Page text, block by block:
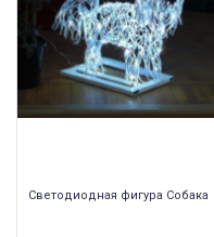
Светодиодная фигура Собака